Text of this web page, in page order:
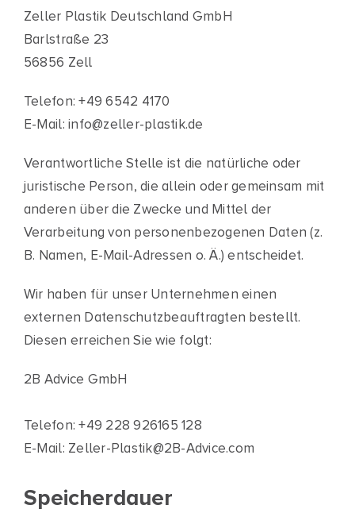
Zeller Plastik Deutschland GmbH
Barlstraße 23
56856 Zell
Telefon: +49 6542 4170
E-Mail: info@zeller-plastik.de
Verantwortliche Stelle ist die natürliche oder
juristische Person, die allein oder gemeinsam mit
anderen über die Zwecke und Mittel der
Verarbeitung von personenbezogenen Daten (z.
B. Namen, E-Mail-Adressen o. Ä.) entscheidet.
Wir haben für unser Unternehmen einen
externen Datenschutzbeauftragten bestellt.
Diesen erreichen Sie wie folgt:
2B Advice GmbH
Telefon: +49 228 926165 128
E-Mail: Zeller-Plastik@2B-Advice.com
Speicherdauer